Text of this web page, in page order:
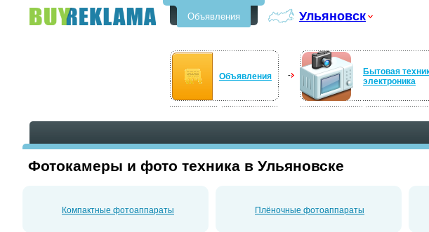
Объявления Ульяновск
Объявления
Бытовая
электроника
Фотокамеры и фото техника в Ульяновске
Компактные фотоаппараты Плёночные фотоаппараты